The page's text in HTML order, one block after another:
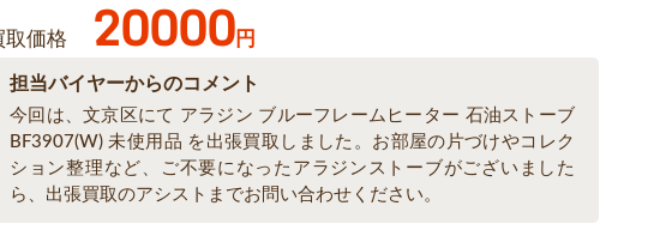
取価格 20000円
担当バイヤーからのコメント
今回は、文京区にて アラジン ブルーフレームヒーター 石油ストーブ
BF3907(W) 未使用品 を出張買取しました。お部屋の片づけやコレク
ション整理など、ご不要になったアラジンストーブがございました
ら、出張買取のアシストまでお問い合わせください。